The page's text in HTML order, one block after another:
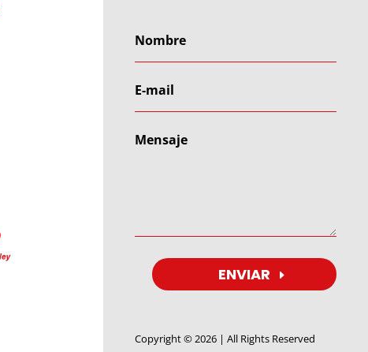
ENVIAR
Copyright © 2026 | All Rights Reserved